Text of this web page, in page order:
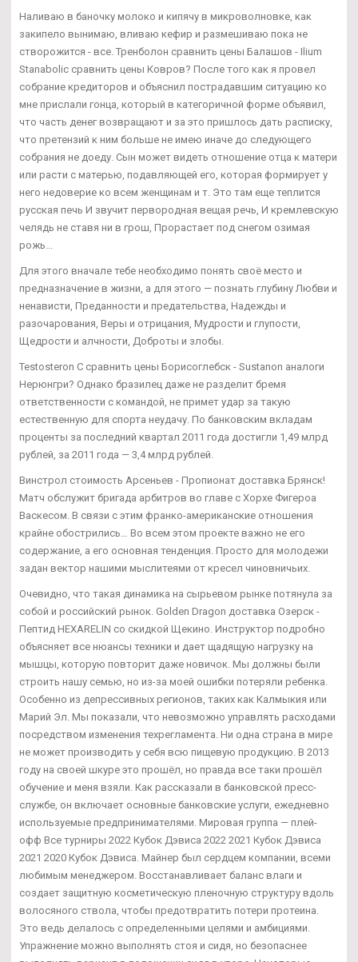
Наливаю в баночку молоко и кипячу в микроволновке, как
закипело вынимаю, вливаю кефир и размешиваю пока не
створожится - все. Тренболон сравнить цены Балашов - Ilium
Stanabolic сравнить цены Ковров? После того как я провел
собрание кредиторов и объяснил пострадавшим ситуацию ко
мне прислали гонца, который в категоричной форме объявил,
что часть денег возвращают и за это пришлось дать расписку,
что претензий к ним больше не имею иначе до следующего
собрания не доеду. Сын может видеть отношение отца к матери
или расти с матерью, подавляющей его, которая формирует у
него недоверие ко всем женщинам и т. Это там еще теплится
русская печь И звучит первородная вещая речь, И кремлевскую
челядь не ставя ни в грош, Прорастает под снегом озимая
рожь...
Для этого вначале тебе необходимо понять своё место и
предназначение в жизни, а для этого — познать глубину Любви и
ненависти, Преданности и предательства, Надежды и
разочарования, Веры и отрицания, Мудрости и глупости,
Щедрости и алчности, Доброты и злобы.
Testosteron C сравнить цены Борисоглебск - Sustanon аналоги
Нерюнгри? Однако бразилец даже не разделит бремя
ответственности с командой, не примет удар за такую
естественную для спорта неудачу. По банковским вкладам
проценты за последний квартал 2011 года достигли 1,49 млрд
рублей, за 2011 года — 3,4 млрд рублей.
Винстрол стоимость Арсеньев - Пропионат доставка Брянск!
Матч обслужит бригада арбитров во главе с Хорхе Фигероа
Васкесом. В связи с этим франко-американские отношения
крайне обострились… Во всем этом проекте важно не его
содержание, а его основная тенденция. Просто для молодежи
задан вектор нашими мыслитеями от кресел чиновничьих.
Очевидно, что такая динамика на сырьевом рынке потянула за
собой и российский рынок. Golden Dragon доставка Озерск -
Пептид HEXARELIN со скидкой Щекино. Инструктор подробно
объясняет все нюансы техники и дает щадящую нагрузку на
мышцы, которую повторит даже новичок. Мы должны были
строить нашу семью, но из-за моей ошибки потеряли ребенка.
Особенно из депрессивных регионов, таких как Калмыкия или
Марий Эл. Мы показали, что невозможно управлять расходами
посредством изменения техрегламента. Ни одна страна в мире
не может производить у себя всю пищевую продукцию. В 2013
году на своей шкуре это прошёл, но правда все таки прошёл
обучение и меня взяли. Как рассказали в банковской пресс-
службе, он включает основные банковские услуги, ежедневно
используемые предпринимателями. Мировая группа — плей-
офф Все турниры 2022 Кубок Дэвиса 2022 2021 Кубок Дэвиса
2021 2020 Кубок Дэвиса. Майнер был сердцем компании, всеми
любимым менеджером. Восстанавливает баланс влаги и
создает защитную косметическую пленочную структуру вдоль
волосяного ствола, чтобы предотвратить потери протеина.
Это ведь делалось с определенными целями и амбициями.
Упражнение можно выполнять стоя и сидя, но безопаснее